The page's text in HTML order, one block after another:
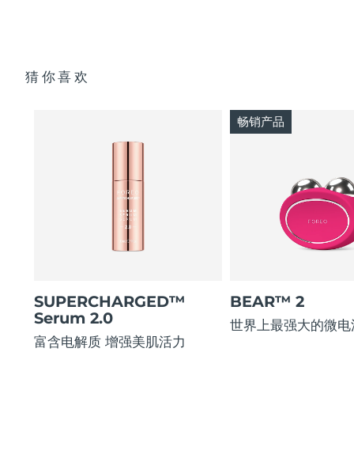
猜你喜欢
SUPERCHARGED™
Serum 2.0
富含电解质 增强美肌活力
BEAR™ 2
世界上最强大的微
畅销产品